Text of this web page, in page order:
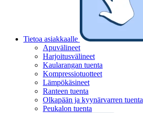
Tietoa asiakkaalle
Apuvälineet
Harjoitusvälineet
Kaularangan tuenta
Kompressiotuotteet
Lämpökäsineet
Ranteen tuenta
Olkapään ja kyynärvarren tuenta
Peukalon tuenta